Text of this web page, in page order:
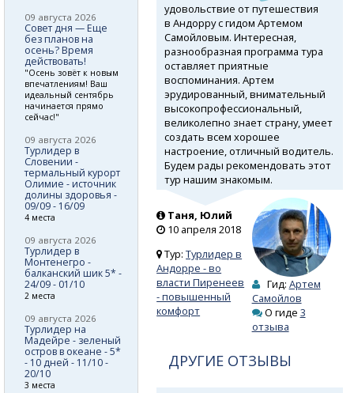
удовольствие от путешествия
в Андорру с гидом Артемом
Самойловым. Интересная,
разнообразная программа тура
оставляет приятные
воспоминания. Артем
эрудированный, внимательный
высокопрoфессиональный,
великолепно знает страну, умеет
создать всем хорошее
настроение, отличный водитель.
Будем рады рекомендовать этот
тур нашим знакомым.
Таня, Юлий
10 апреля 2018
Тур:Турлидер в
Андорре - во
власти Пиренеев
- повышенный
комфорт
Гид: Артем
Самойлов
О гиде 3
отзыва
ДРУГИЕ ОТЗЫВЫ
09 августа 2026
Совет дня — Еще
без планов на
осень? Время
действовать!
"Осень зовёт к новым
впечатлениям! Ваш
идеальный сентябрь
начинается прямо
сейчас!"
09 августа 2026
Турлидер в
Словении -
термальный курорт
Олимие - источник
долины здоровья -
09/09 - 16/09
4 места
09 августа 2026
Турлидер в
Монтенегро -
балканский шик 5* -
24/09 - 01/10
2 места
09 августа 2026
Турлидер на
Мадейре - зеленый
остров в океане - 5*
- 10 дней - 11/10 -
20/10
3 места